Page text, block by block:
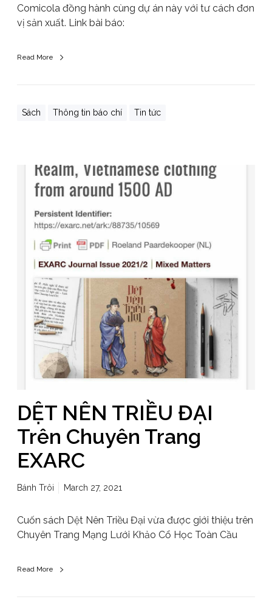
Comicola đồng hành cùng dự án này với tư cách đơn
vị sản xuất. Link bài báo:
Read More
Sách Thông tin báo chí Tin tức
DỆT NÊN TRIỀU ĐẠI
Trên Chuyên Trang
EXARC
Bánh Trôi March 27, 2021
Cuốn sách Dệt Nên Triều Đại vừa được giới thiệu trên
Chuyên Trang Mạng Lưới Khảo Cổ Học Toàn Cầu
Read More